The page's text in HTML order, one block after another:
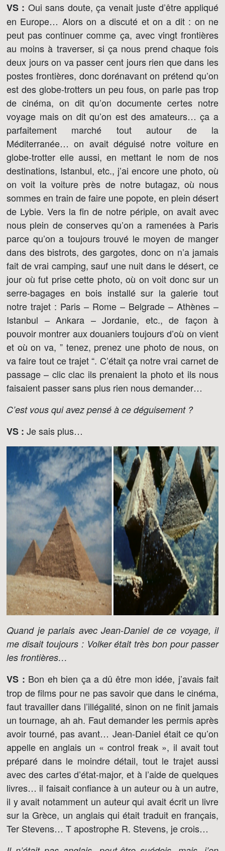
VS : Oui sans doute, ça venait juste d’être appliqué
en Europe… Alors on a discuté et on a dit : on ne
peut pas continuer comme ça, avec vingt frontières
au moins à traverser, si ça nous prend chaque fois
deux jours on va passer cent jours rien que dans les
postes frontières, donc dorénavant on prétend qu’on
est des globe-trotters un peu fous, on parle pas trop
de cinéma, on dit qu’on documente certes notre
voyage mais on dit qu’on est des amateurs… ça a
parfaitement marché tout autour de la
Méditerranée… on avait déguisé notre voiture en
globe-trotter elle aussi, en mettant le nom de nos
destinations, Istanbul, etc., j’ai encore une photo, où
on voit la voiture près de notre butagaz, où nous
sommes en train de faire une popote, en plein désert
de Lybie. Vers la fin de notre périple, on avait avec
nous plein de conserves qu’on a ramenées à Paris
parce qu’on a toujours trouvé le moyen de manger
dans des bistrots, des gargotes, donc on n’a jamais
fait de vrai camping, sauf une nuit dans le désert, ce
jour où fut prise cette photo, où on voit donc sur un
serre-bagages en bois installé sur la galerie tout
notre trajet : Paris – Rome – Belgrade – Athènes –
Istanbul – Ankara – Jordanie, etc., de façon à
pouvoir montrer aux douaniers toujours d’où on vient
et où on va, ” tenez, prenez une photo de nous, on
va faire tout ce trajet “. C’était ça notre vrai carnet de
passage – clic clac ils prenaient la photo et ils nous
faisaient passer sans plus rien nous demander…
C’est vous qui avez pensé à ce déguisement ?
VS : Je sais plus…
Quand je parlais avec Jean-Daniel de ce voyage, il
me disait toujours : Volker était très bon pour passer
les frontières…
VS : Bon eh bien ça a dû être mon idée, j’avais fait
trop de films pour ne pas savoir que dans le cinéma,
faut travailler dans l’illégalité, sinon on ne finit jamais
un tournage, ah ah. Faut demander les permis après
avoir tourné, pas avant… Jean-Daniel était ce qu’on
appelle en anglais un « control freak », il avait tout
préparé dans le moindre détail, tout le trajet aussi
avec des cartes d’état-major, et à l’aide de quelques
livres… il faisait confiance à un auteur ou à un autre,
il y avait notamment un auteur qui avait écrit un livre
sur la Grèce, un anglais qui était traduit en français,
Ter Stevens… T apostrophe R. Stevens, je crois…